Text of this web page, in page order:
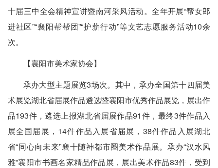
十届三中全会精神宣讲暨南河采风活动。全年开展“帮女郎
进社区”“襄阳帮帮团”“护薪行动”等文艺志愿服务活动10余
次。
【襄阳市美术家协会】
承办大型主题展览3场次。其中，承办全国第十四届美
术展览湖北省届展作品遴选暨襄阳市优秀作品展览，展出作
品193件，遴选上报湖北省届展作品91件，最终3件作品入
展全国届展，14件作品入展省届展，38件作品入展湖北
省“同心向未来”襄十随神都市圈美术作品展。承办“汉水风
雅”襄阳市书画名家精品作品展，展出美术作品83件，受到